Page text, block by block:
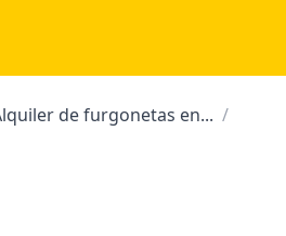
de furgonetas en... /